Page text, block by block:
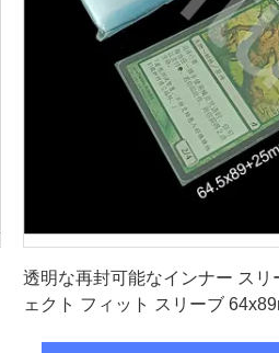
透明な再封可能なインナー スリ
ェクト フィット スリーブ